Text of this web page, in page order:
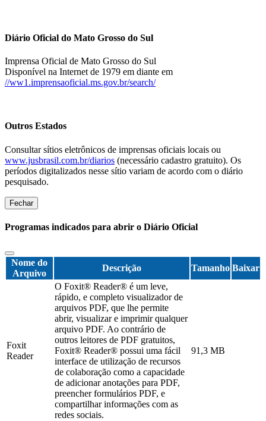
Diário Oficial do Mato Grosso do Sul
Imprensa Oficial de Mato Grosso do Sul
Disponível na Internet de 1979 em diante em
//ww1.imprensaoficial.ms.gov.br/search/
Outros Estados
Consultar sítios eletrônicos de imprensas oficiais locais ou
www.jusbrasil.com.br/diarios (necessário cadastro gratuito). Os
períodos digitalizados nesse sítio variam de acordo com o diário
pesquisado.
Fechar
Programas indicados para abrir o Diário Oficial
Nome do
Arquivo
Descrição Tamanho Baixar
Foxit
Reader
O Foxit® Reader® é um leve,
rápido, e completo visualizador de
arquivos PDF, que lhe permite
abrir, visualizar e imprimir qualquer
arquivo PDF. Ao contrário de
outros leitores de PDF gratuitos,
Foxit® Reader® possui uma fácil
interface de utilização de recursos
de colaboração como a capacidade
de adicionar anotações para PDF,
preencher formulários PDF, e
compartilhar informações com as
redes sociais.
91,3 MB